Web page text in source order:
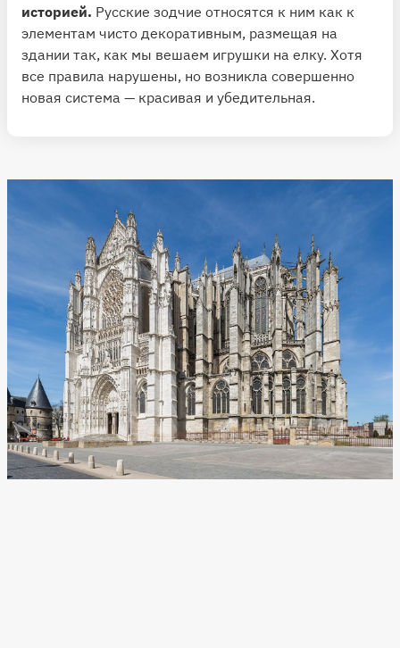
историей. Русские зодчие относятся к ним как к
элементам чисто декоративным, размещая на
здании так, как мы вешаем игрушки на елку. Хотя
все правила нарушены, но возникла совершенно
новая система — красивая и убедительная.